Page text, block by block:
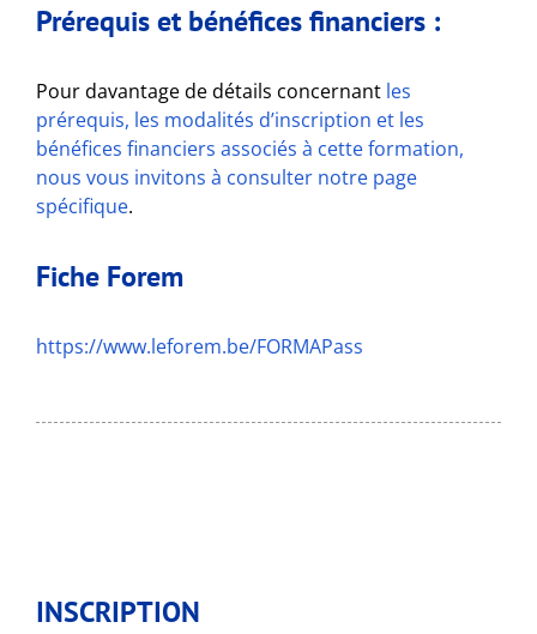
Prérequis et bénéfices financiers :
Pour davantage de détails concernant les
prérequis, les modalités d’inscription et les
bénéfices financiers associés à cette formation,
nous vous invitons à consulter notre page
spécifique.
Fiche Forem
https://www.leforem.be/FORMAPass
INSCRIPTION